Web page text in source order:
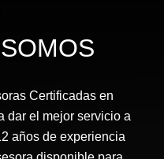
Certificadas en
dar el mejor servicio a
años de experiencia